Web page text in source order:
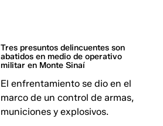
Tres presuntos delincuentes son
abatidos en medio de operativo
militar en Monte Sinaí
El enfrentamiento se dio en el
marco de un control de armas,
municiones y explosivos.